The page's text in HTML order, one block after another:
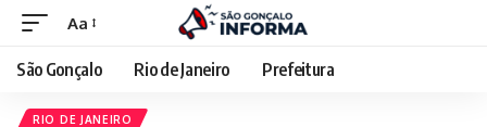
Aa
São Gonçalo Rio de Janeiro Prefeitura
RIO DE JANEIRO